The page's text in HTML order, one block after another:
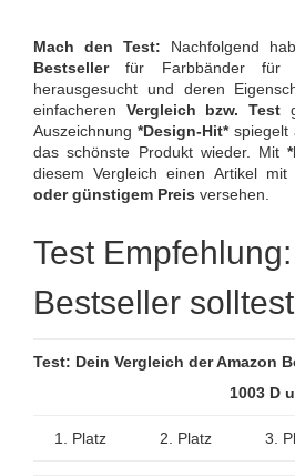
Mach den Test: Nachfolgend
Bestsellerfür Farbbänder für
herausgesucht und deren
einfacheren Vergleich bzw. Test
Auszeichnung *Design-Hit*spiegelt
das schönste Produkt wieder. Mit
diesem Vergleich einen Artikel mit
oder günstigem Preis versehen.
Test
Bestseller
Test: Dein Vergleich der Amazon
1003 D
1. Platz 2. Platz 3.